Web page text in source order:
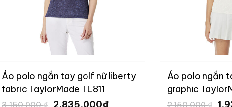
Áo polo ngắn tay golf nữ liberty
fabric TaylorMade TL811
3,150,000₫ Giá
2,835,000
Áo polo ngắn
graphic
2,150,000₫ Giá